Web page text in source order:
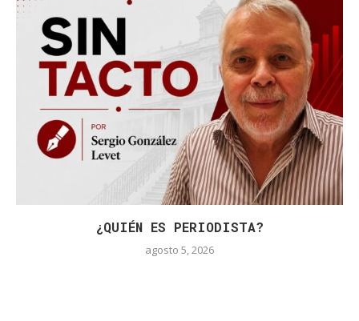
¿QUIÉN ES PERIODISTA?
agosto 5, 2026